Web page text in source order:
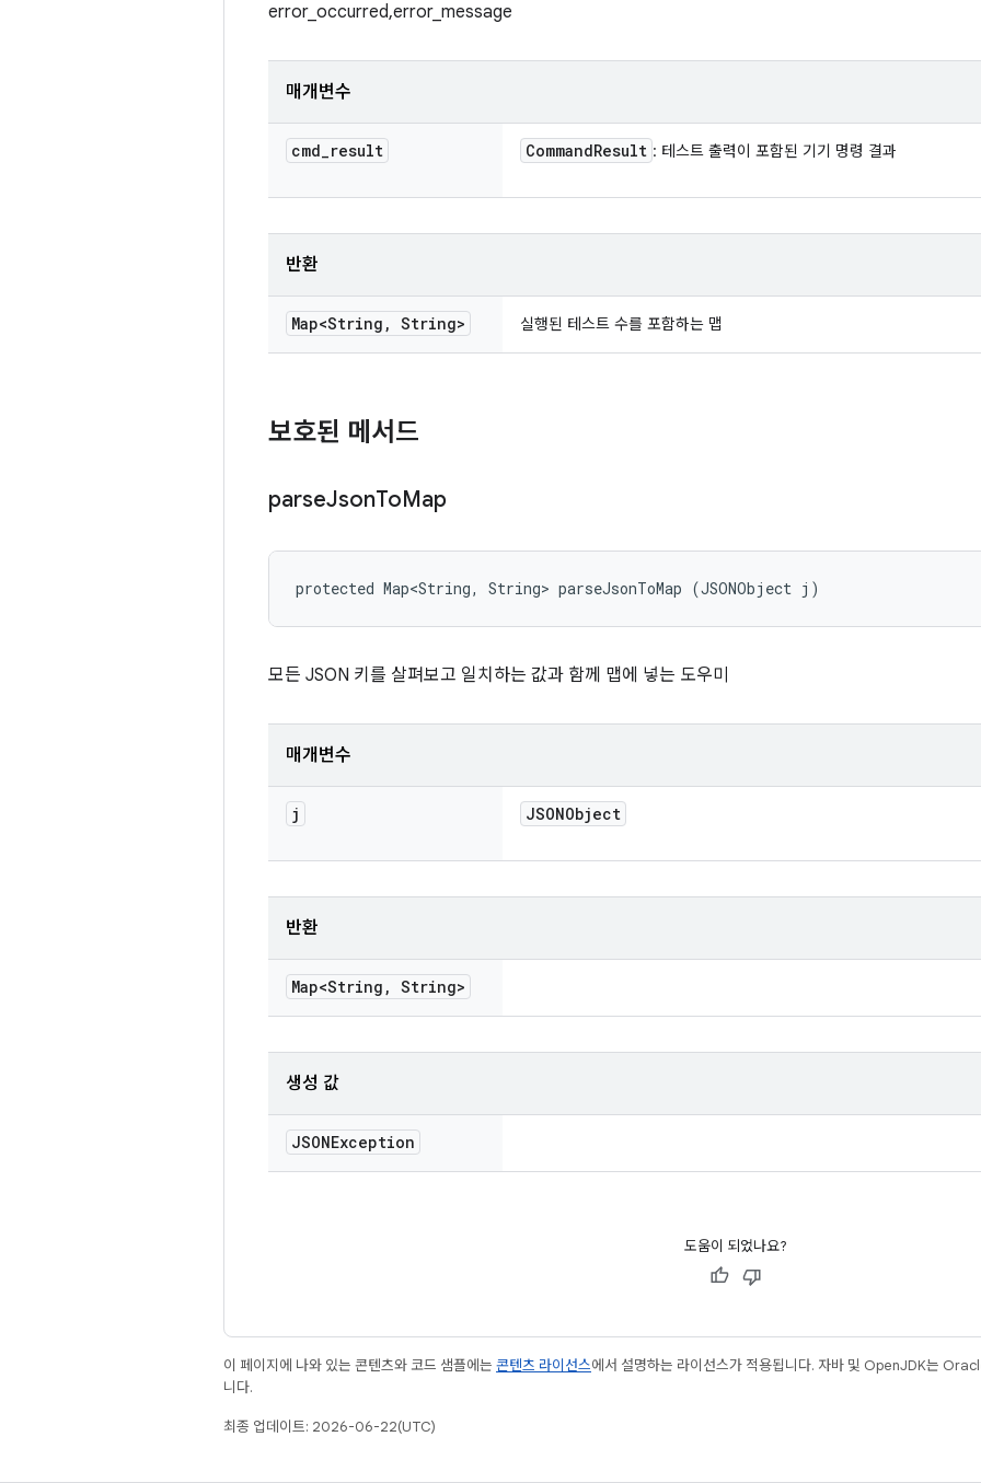
error_occurred,error_message
매개변수
cmd_result CommandResult : 테스트 출력이 포함된 기기 명령 결과
반환
Map<String , String> 실행된 테스트 수를 포함하는 맵
보호된 메서드
parseJsonToMap
protected Map<String, String> parseJsonToMap (JSONObject j)
모든 JSON 키를 살펴보고 일치하는 값과 함께 맵에 넣는 도우미
매개변수
j JSONObject
반환
Map<String , String>
생성 값
JSONException
도움이 되었나요?
이 페이지에 나와 있는 콘텐츠와 코드 샘플에는 콘텐츠 라이선스에서 설명하는 라이선스가 적용됩니다. 자바 및 OpenJDK는
니다.
최종 업데이트: 2026-06-22(UTC)